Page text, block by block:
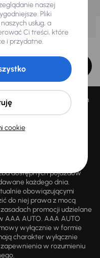
obowiązuje we wszystkich
z o.o. („AAA AUTO”).
wybranych pojazdów
internetowym
w prezentowanej
pomiędzy najniższą ceną
jego aktualną ceną
promocją jest zmienna i
dostępnych pojazdów
każdego dnia.
obowiązującymi
do niej prawa z mocą
promocji udzielane
AAA AUTO. AAA AUTO
wyłącznie w formie
charakter wyłącznie
w rozumieniu
naszej
Pliki
usług, a
Ci treści, które
i przydatne.
cookie